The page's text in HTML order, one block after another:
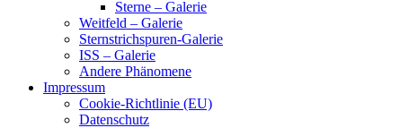
Sterne – Galerie
Weitfeld – Galerie
Sternstrichspuren-Galerie
ISS – Galerie
Andere Phänomene
Impressum
Cookie-Richtlinie (EU)
Datenschutz